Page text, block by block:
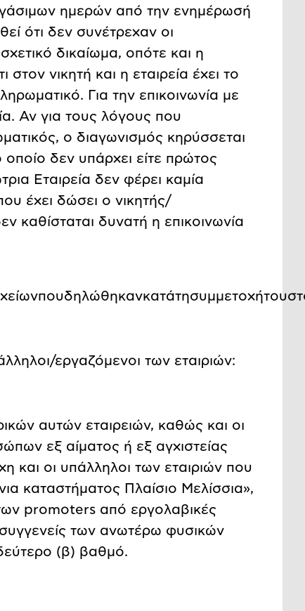
ημερών από την ενημέρωσή
ότι δεν συνέτρεχαν οι
δικαίωμα, οπότε και η
νικητή και η εταιρεία έχει το
Για την επικοινωνία με
Αν για τους λόγους που
ο διαγωνισμός κηρύσσεται
δεν υπάρχει είτε πρώτος
Εταιρεία δεν φέρει καμία
έχει δώσει ο νικητής/
καθίσταται δυνατή η επικοινωνία
πουδηλώθηκανκατάτησυμμετοχήτου
εργαζόμενοι των εταιριών:
αυτών εταιρειών, καθώς και οι
εξ αίματος ή εξ αγχιστείας
και οι υπάλληλοι των εταιριών που
καταστήματος Πλαίσιο Μελίσσια»,
promoters από εργολαβικές
των ανωτέρω φυσικών
(β) βαθμό.